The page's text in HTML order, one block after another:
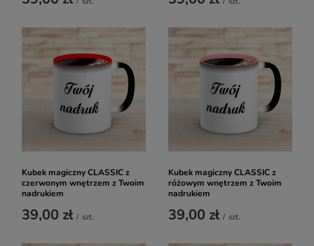
Kubek magiczny CLASSIC z
czerwonym wnętrzem z Twoim
nadrukiem
39,00 zł / szt.
Kubek magiczny CLASSIC z
różowym wnętrzem z Twoim
nadrukiem
39,00 zł / szt.